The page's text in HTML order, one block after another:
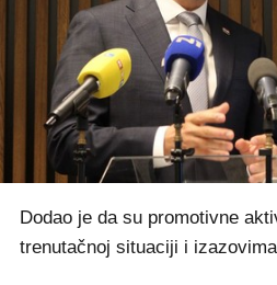
Dodao je da su promotivne
trenutačnoj situaciji i